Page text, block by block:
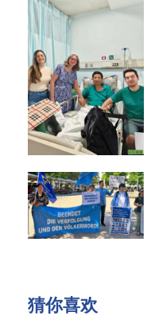
猜你喜欢